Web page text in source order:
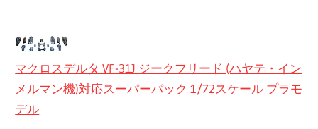
マクロスデルタ VF-31J ジークフリード (ハヤテ・イン
メルマン機)対応スーパーパック 1/72スケール プラモ
デル